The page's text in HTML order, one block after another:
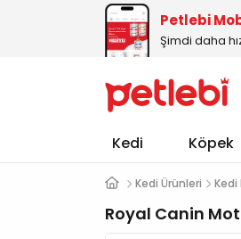
Petlebi
Şimdi daha
Kedi Köpek
Kedi Ürünleri Kedi
Royal Canin